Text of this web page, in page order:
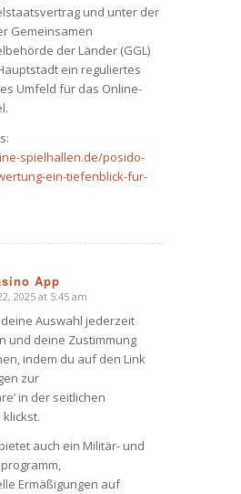
und unter der
Gemeinsamen
der Länder (GGL)
ein reguliertes
Umfeld für das Online-
spielhallen.de/posido-
ein-tiefenblick-fur-
App
2025 at 5:45 am
Auswahl jederzeit
und deine Zustimmung
indem du auf den Link
zur
in der seitlichen
auch ein Militär- und
Ermäßigungen auf